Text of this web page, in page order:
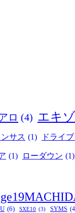
ロ (4) エキ
サス (1) ドライ
(1) ローダウン (1)
(6) SXE10 (3) SYMS